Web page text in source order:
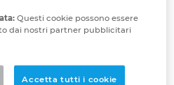
del settore marittimo
per affrontare le
Questi cookie possono essere
dai nostri partner pubblicitari
Accetta tutti i cookie